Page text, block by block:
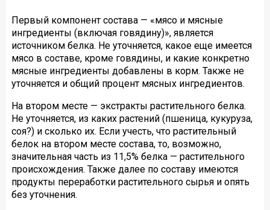
Первый компонент состава — «мясо и мясные
ингредиенты (включая говядину)», является
источником белка. Не уточняется, какое еще имеется
мясо в составе, кроме говядины, и какие конкретно
мясные ингредиенты добавлены в корм. Также не
уточняется и общий процент мясных ингредиентов.
На втором месте — экстракты растительного белка.
Не уточняется, из каких растений (пшеница, кукуруза,
соя?) и сколько их. Если учесть, что растительный
белок на втором месте состава, то, возможно,
значительная часть из 11,5% белка — растительного
происхождения. Также далее по составу имеются
продукты переработки растительного сырья и опять
без уточнения.